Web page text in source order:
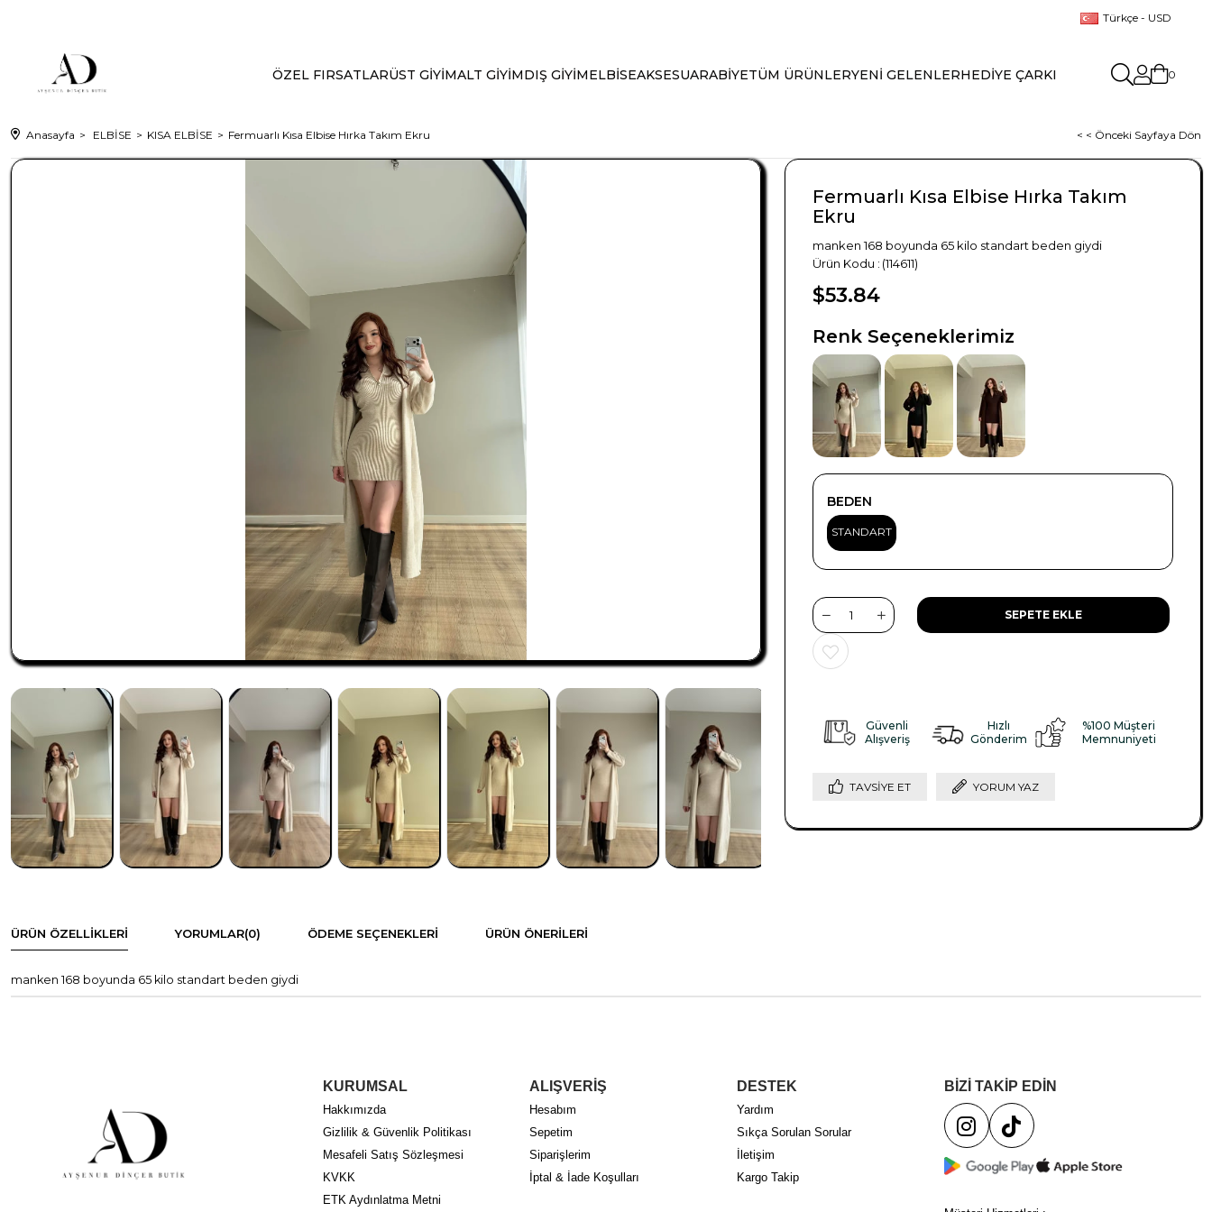
Türkçe - USD
ÖZEL FIRSATLARÜST GİYİMALT GİYİMDIŞ GİYİMELBİSEAKSESUARABİYETÜM ÜRÜNLERYENİ GELENLERHEDİYE ÇARKI 0
Anasayfa ELBİSE KISA ELBİSE Fermuarlı Kısa Elbise Hırka Takım Ekru < < Önceki Sayfaya Dön
Fermuarlı Kısa Elbise Hırka Takım
Ekru
manken 168 boyunda 65 kilo standart beden giydi
(114611)
$53.84
Renk Seçeneklerimiz
BEDEN
STANDART
Güvenli
Alışveriş
Hızlı
Gönderim
%100 Müşteri
Memnuniyeti
TAVSIYE ET YORUM YAZ
ÜRÜN ÖZELLIKLERI YORUMLAR(0) ÖDEME SEÇENEKLERI ÜRÜN ÖNERILERI
manken 168 boyunda 65 kilo standart beden giydi
KURUMSAL
Hakkımızda
Gizlilik & Güvenlik Politikası
Mesafeli Satış Sözleşmesi
KVKK
ETK Aydınlatma Metni
ALIŞVERİŞ
Hesabım
Sepetim
Siparişlerim
İptal & İade Koşulları
DESTEK
Yardım
Sıkça Sorulan Sorular
İletişim
Kargo Takip
BİZİ TAKİP EDİN